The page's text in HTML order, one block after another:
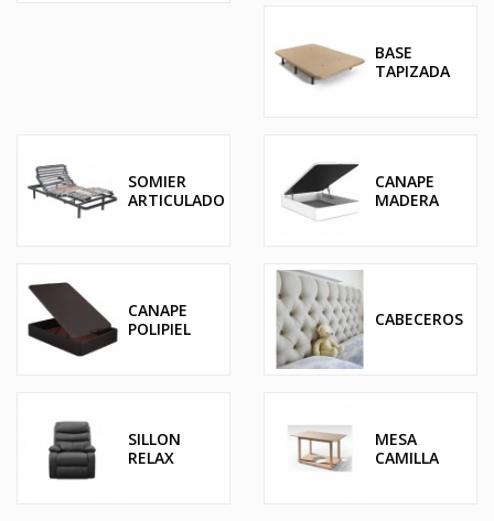
BASE
TAPIZADA
SOMIER
ARTICULADO
CANAPE
MADERA
CANAPE
POLIPIEL
CABECEROS
SILLON
RELAX
MESA
CAMILLA